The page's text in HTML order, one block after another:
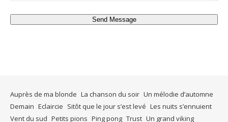
Send Message
Auprès de ma blonde La chanson du soir Un mélodie d’automne
Demain Eclaircie Sitôt que le jour s’est levé Les nuits s’ennuient
Vent du sud Petits pions Ping pong Trust Un grand viking